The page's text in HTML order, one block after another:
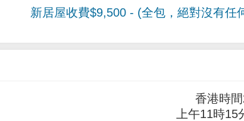
新居屋收費$9,500 - (全包，絕對沒有任
香港時
上午11時15